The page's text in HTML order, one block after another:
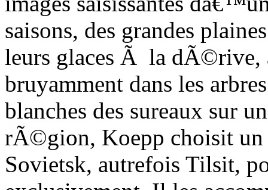
saisons, des grandes
leurs glaces Ã la dÃ©rive,
bruyamment dans les
blanches des sureaux sur
rÃ©gion, Koepp choisit un
Sovietsk, autrefois Tilsit,